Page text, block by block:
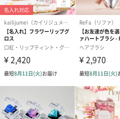
プリザーブドフラワー
ブーケ（ピンク）
（2,580円）
プリザ
ブーケ
（2,580
ぬいぐるみ